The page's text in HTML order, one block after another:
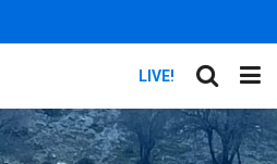
LIVE!